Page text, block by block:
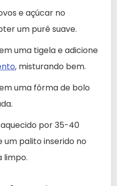
e açúcar no
um purê suave.
uma tigela e adicione
, misturando bem.
uma fôrma de bolo
por 35-40
um palito inserido no
limpo.